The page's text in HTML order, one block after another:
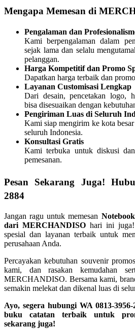
Mengapa Memesan di
Pengalaman dan
Kami berpengalaman dalam
sejak lama dan selalu
pelanggan.
Harga Kompetitif dan Promo
Dapatkan harga terbaik dan
Layanan Customisasi Lengkap
Dari desain, pencetakan logo,
bisa disesuaikan dengan
Pengiriman Luas di Seluruh
Kami siap mengirim ke kota
seluruh Indonesia.
Konsultasi Gratis
Kami terbuka untuk diskusi
pemesanan.
Pesan Sekarang Juga!
2884
Jangan ragu untuk memesan
dari MERCHANDISO hari ini juga!
spesial dan layanan terbaik untuk
perusahaan Anda.
Percayakan kebutuhan souvenir
kami, dan rasakan kemudahan
MERCHANDISO. Bersama kami,
semakin melekat dan dikenal luas di
Ayo, segera hubungi WA 0813-
buku catatan terbaik untuk
sekarang juga!